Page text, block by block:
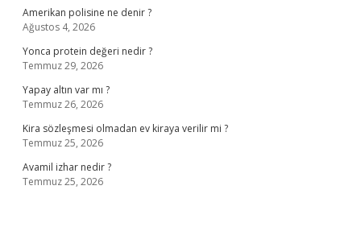
Amerikan polisine ne denir ?
Ağustos 4, 2026
Yonca protein değeri nedir ?
Temmuz 29, 2026
Yapay altın var mı ?
Temmuz 26, 2026
Kira sözleşmesi olmadan ev kiraya verilir mi ?
Temmuz 25, 2026
Avamil izhar nedir ?
Temmuz 25, 2026